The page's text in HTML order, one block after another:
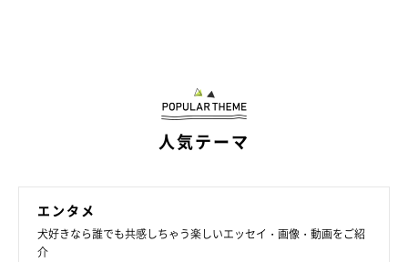
人気テーマ
エンタメ
犬好きなら誰でも共感しちゃう楽しいエッセイ・画像・動画をご紹
介